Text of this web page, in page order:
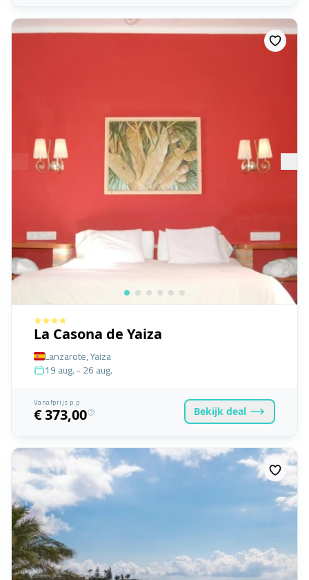
La Casona de Yaiza
Lanzarote, Yaiza
19 aug. - 26 aug.
Vanafprijs p.p.
€ 373,00 Bekijk deal